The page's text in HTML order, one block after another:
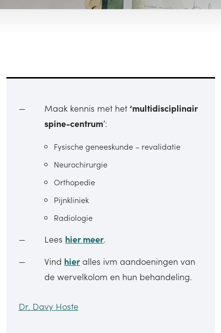
Maak kennis met het‘multidisciplinair
spine-centrum’:
Fysische geneeskunde – revalidatie
Neurochirurgie
Orthopedie
Pijnkliniek
Radiologie
Lees hier meer.
Vind hier alles ivm aandoeningen van
de wervelkolom en hun behandeling.
Dr. Davy Hoste